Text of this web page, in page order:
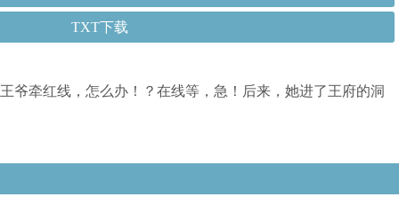
TXT下载
牵红线，怎么办！？在线等，急！后来，她进了王府的洞